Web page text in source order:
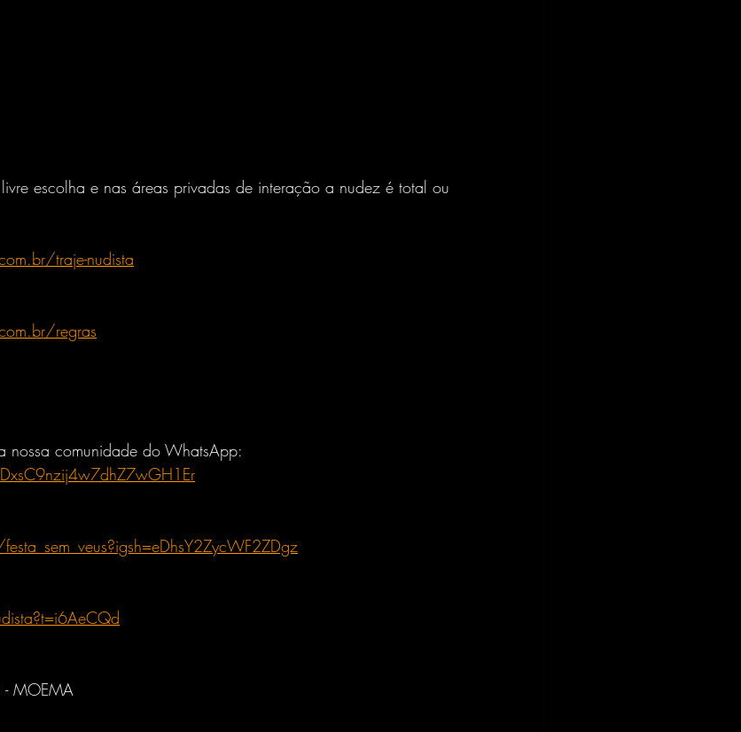
escolha e nas áreas privadas de interação a nudez é total ou
traje-nudista
regras
nossa comunidade do WhatsApp:
- MOEMA